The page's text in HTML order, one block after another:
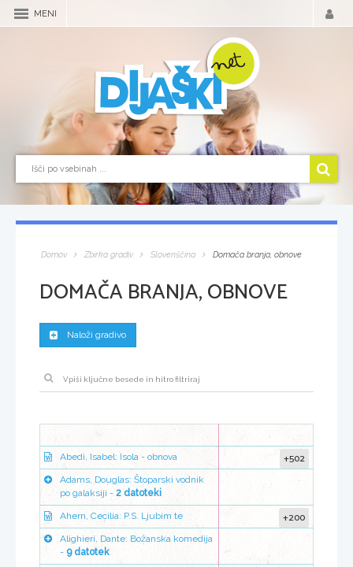
MENI
Domov Zbirka gradiv Slovenščina Domača branja, obnove
DOMAČA BRANJA, OBNOVE
Naloži gradivo
Abedi, Isabel: Isola - obnova +502
Adams, Douglas: Štoparski vodnik
po galaksiji - 2 datoteki
Ahern, Cecilia: P.S. Ljubim te +200
Alighieri, Dante: Božanska komedija
- 9 datotek